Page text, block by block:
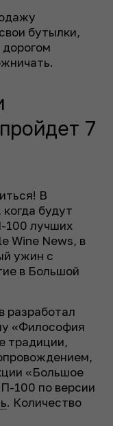
бутылки,
7
В
будут
100 лучших
Wine News, в
ужин с
в Большой
«Философия
традиции,
«Большое
100 по версии
. Количество